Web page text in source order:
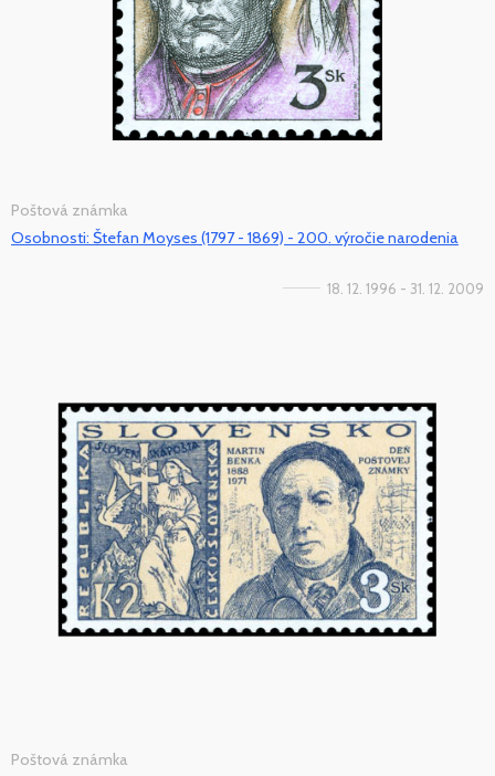
Poštová známka
Osobnosti: Štefan Moyses (1797 - 1869) - 200. výročie narodenia
18. 12. 1996 - 31. 12. 2009
Poštová známka